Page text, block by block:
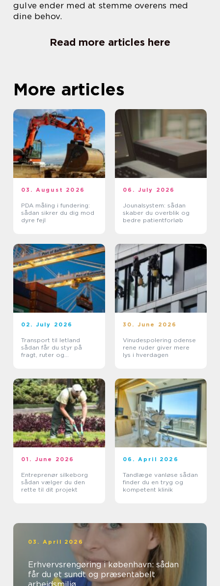
gulve ender med at stemme overens med
dine behov.
Read more articles here
More articles
03. August 2026
PDA måling i fundering:
sådan sikrer du dig mod
dyre fejl
06. July 2026
Jounalsystem: sådan
skaber du overblik og
bedre patientforløb
02. July 2026
Transport til letland
sådan får du styr på
fragt, ruter og
30. June 2026
Vinudespolering odense
rene ruder giver mere
lys i hverdagen
01. June 2026
Entreprenør silkeborg
sådan vælger du den
rette til dit projekt
06. April 2026
Tandlæge vanløse sådan
finder du en tryg og
kompetent klinik
03. April 2026
Erhvervsrengøring i københavn: sådan
får du et sundt og præsentabelt